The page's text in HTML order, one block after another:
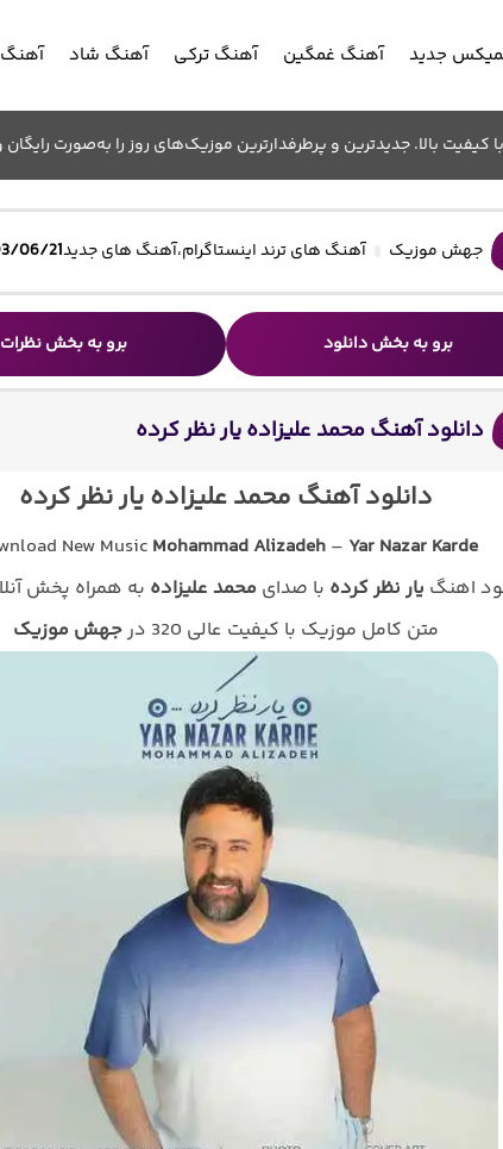
جدید آهنگ غمگین آهنگ ترکی آهنگ شاد
بالا. جدیدترین و پرطرفدارترین موزیک‌های روز را به‌صورت
جهش موزیک آهنگ های ترند اینستاگرام،آهنگ های جدید1403/06/21 -
برو به بخش دانلود برو به بخش نظرات
دانلود آهنگ محمد علیزاده یار نظر کرده
دانلود آهنگ محمد علیزاده یار نظر کرده
New MusicMohammad Alizadeh – Yar Nazar Karde
اهنگ یار نظر کرده با صدای محمد علیزاده به همراه پخش
متن کامل موزیک با کیفیت عالی 320 در
جهش موزیک